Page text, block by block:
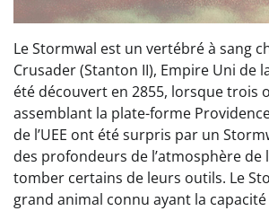
Le Stormwal est un vertébré à sang
Crusader (Stanton II), Empire Uni de
été découvert en 2855, lorsque trois
assemblant la plate-forme
de l’UEE ont été surpris par un
des profondeurs de l’atmosphère de
tomber certains de leurs outils. Le
grand animal connu ayant la